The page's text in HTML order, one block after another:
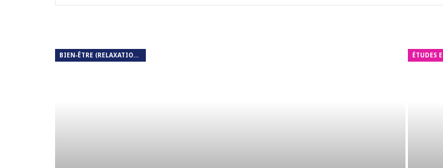
BIEN-ÊTRE (RELAXATION, MÉDITATION, SOIN DU CORPS)